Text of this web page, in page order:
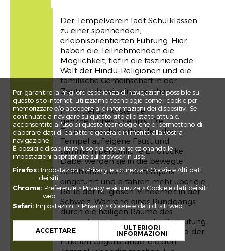
+
Der Tempelverein lädt Schulklassen
zu einer spannenden,
erlebnisorientierten Führung. Hier
haben die Teilnehmenden die
Möglichkeit, tief in die faszinierende
Welt der Hindu-Religionen und die
tamilische Gemeinschaft in der
Zentralschweiz einzutauchen.
Im Mittelpunkt steht ein
ganzheitliches Erlebnis: Die
Teilnehmenden erkunden den
Tempel auf eigene Faust und
sammeln persönliche Eindrücke.
Dabei werden sie in die bewegte
Geschichte des Hindutempels
eingeführt und erfahren mehr über die
Rolle der religiösen Minderheit in der
Schweiz. Während eines Rundgangs
durch die heiligen Räume des
Tempels entdecken sie die Bedeutung
der Götterstatuen, der Rituale und der
rituellen Gegenstände, die den
Per garantire la migliore esperienza di navigazione possibile su
questo sito internet, utilizziamo tecnologie come i cookie per
memorizzare e/o accedere alle informazioni dei dispositivi. Se
continuate a navigare su questo sito allo stato attuale,
acconsentite all'uso di queste tecnologie che ci permettono di
elaborare dati di carattere generale in merito alla vostra
navigazione.
È possibile disabilitare l'uso dei cookie selezionando le
impostazioni appropriate sul browser in uso:
Firefox: Impostazioni > Privacy e sicurezza > Cookie e Alti dati
dei siti
Chrome: Preferenze > Privacy e sicurezza > Cookie e dati dei siti
web
Safari: Impostazioni > Privacy > Cookie e dati di siti web
ACCETTARE ULTERIORI
INFORMAZIONI